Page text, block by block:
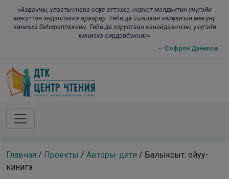
«Ааҕааччы, улаатыннара соҕус эттэххэ, норуот мэлдьитин үчүгэйи
мөкүттэн эндэппэккэ араарар. Төһө да сыалаан хайҕааҥын мөкүнү
киниэхэ биһирэппэккин. Төһө да хоруотаан кэнэйдээҥҥин, үчүгэйи
киниэхэ сирдэрбэккин»
— Софрон Данилов
Skip to main content
Главная / Проекты / Авторы-дети / Балыксыт: ойуу-
кинигэ